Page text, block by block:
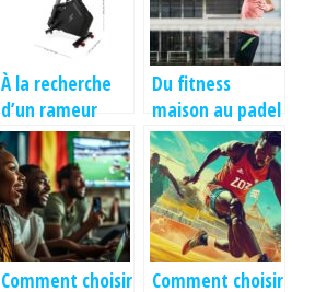
efficace pour
vos escapades
sportives
moment ideal
pour les
remplacer
À la recherche
d’un rameur
pliable
Décathlon
Du fitness
maison au padel
: comment j’ai
franchi le pas et
choisi mon
equipement
Comment choisir
Comment choisir